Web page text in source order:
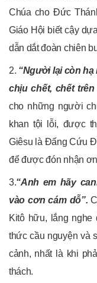
Chúa cho Đức
Giáo Hội biết cậy
dẫn dắt đoàn chiên
2. “Người lại còn
chịu chết, chết
cho những người
khan tội lỗi, được
Giêsu là Đấng Cứu
để được đón nhận
3.“Anh em hãy
vào cơn cám dỗ”.
Kitô hữu, lắng
thức cầu nguyện và
cảnh, nhất là khi
thách.